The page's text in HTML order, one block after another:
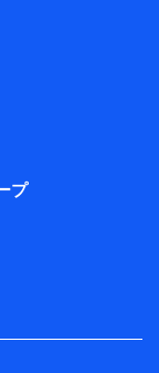
シャルグルー
ーザー登録受
シャルグルー
るため、また
れらに付帯、
フィナンシャ
内、提供する
、ウェブサイ
パーソナルデ
傾向に応じた
配信等を行う
プ